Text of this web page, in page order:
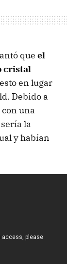
que el
cristal
en lugar
Debido a
una
la
y habían